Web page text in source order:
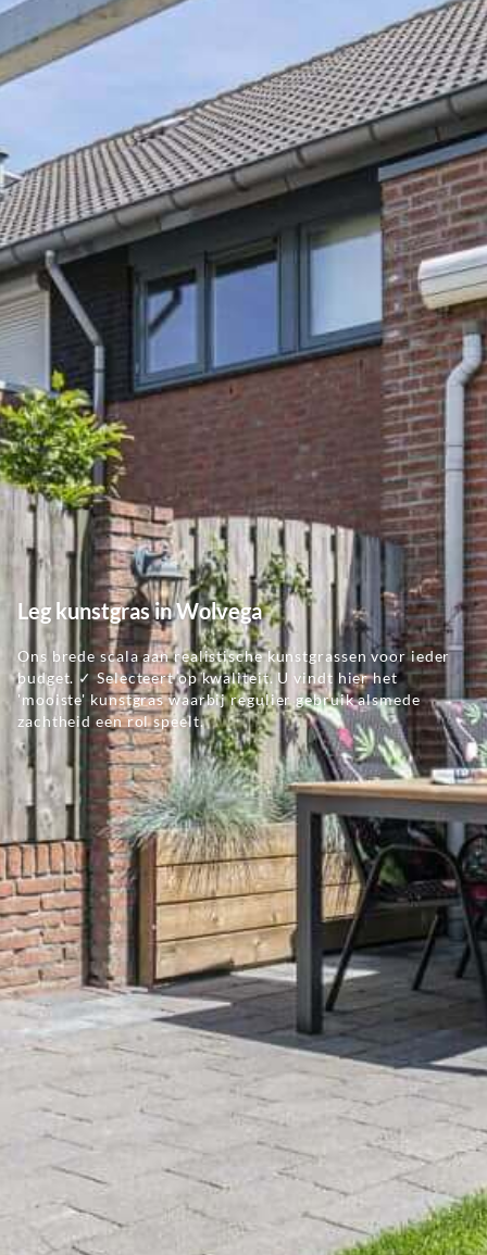
Leg kunstgras in Wolvega
Ons brede scala aan realistische kunstgrassen voor ieder
budget. ✓ Selecteert op kwaliteit. U vindt hier het
'mooiste' kunstgras waarbij regulier gebruik alsmede
zachtheid een rol speelt.